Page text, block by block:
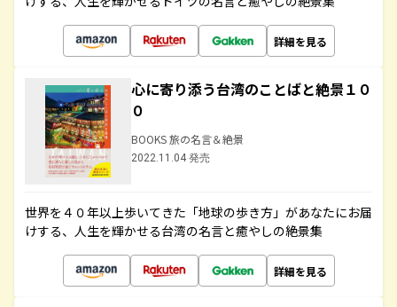
詳細を見る
心に寄り添う台湾のことばと絶景１０
０
BOOKS 旅の名言＆絶景
2022.11.04 発売
世界を４０年以上歩いてきた「地球の歩き方」があなたにお届
けする、人生を輝かせる台湾の名言と癒やしの絶景集
詳細を見る